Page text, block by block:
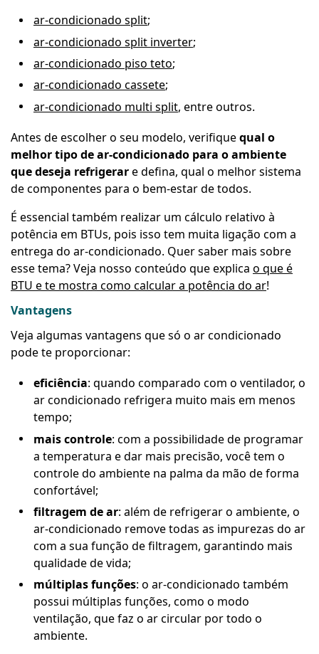
ar-condicionado split;
ar-condicionado split inverter;
ar-condicionado piso teto;
ar-condicionado cassete;
ar-condicionado multi split, entre outros.
Antes de escolher o seu modelo, verifiquequal o
melhor tipo de ar-condicionado para o ambiente
que deseja refrigerare defina, qual o melhor sistema
de componentes para o bem-estar de todos.
É essencial também realizar um cálculo relativo à
potência em BTUs, pois isso tem muita ligação com a
entrega do ar-condicionado. Quer saber mais sobre
esse tema? Veja nosso conteúdo que explica o que é
BTU e te mostra como calcular a potência do ar!
Vantagens
Veja algumas vantagens que só o ar condicionado
pode te proporcionar:
eficiência: quando comparado com o ventilador, o
ar condicionado refrigera muito mais em menos
tempo;
mais controle: com a possibilidade de programar
a temperatura e dar mais precisão, você tem o
controle do ambiente na palma da mão de forma
confortável;
filtragem de ar: além de refrigerar o ambiente, o
ar-condicionado remove todas as impurezas do ar
com a sua função de filtragem, garantindo mais
qualidade de vida;
múltiplas funções: o ar-condicionado também
possui múltiplas funções, como o modo
ventilação, que faz o ar circular por todo o
ambiente.